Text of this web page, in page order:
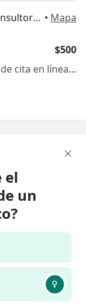
Callao 680, esquina con Montiel, consultorio 102, Gustavo A Madero • Mapa
$500
Este especialista no ofrece reserva de cita en línea en esta dirección.
el
un